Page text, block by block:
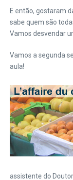
E então, gostaram
sabe quem são
Vamos desvendar
Vamos a segunda
aula!
assistente do